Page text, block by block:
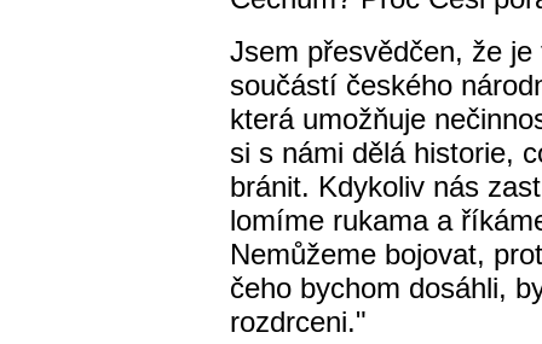
Jsem přesvědčen, že
součástí českého
která umožňuje
si s námi dělá historie,
bránit. Kdykoliv nás
lomíme rukama a
Nemůžeme bojovat,
čeho bychom dosáhli,
rozdrceni."